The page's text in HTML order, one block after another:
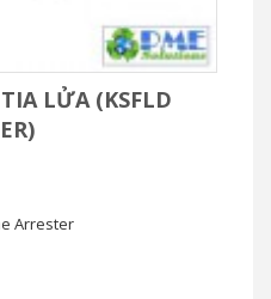
LỬA (KSFLD
Arrester